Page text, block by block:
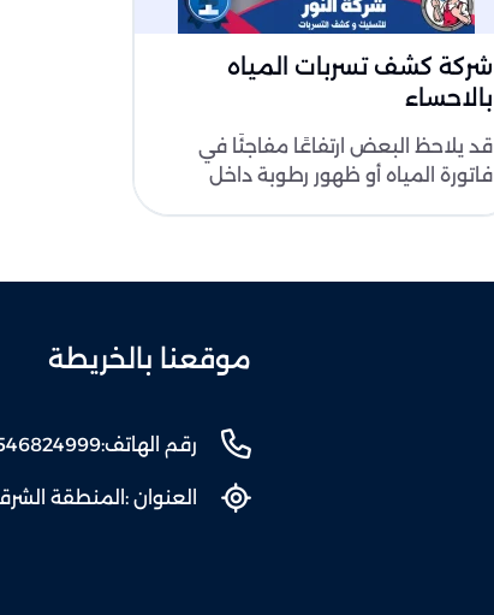
شركة كشف تسربات المياه
بالاحساء
قد يلاحظ البعض ارتفاعًا مفاجئًا في
فاتورة المياه أو ظهور رطوبة داخل
موقعنا بالخريطة
رقم الهاتف:
العنوان : المنطقة